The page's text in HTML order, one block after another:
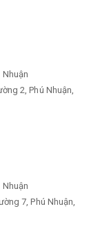
Nhuận
2, Phú Nhuận,
Nhuận
7, Phú Nhuận,